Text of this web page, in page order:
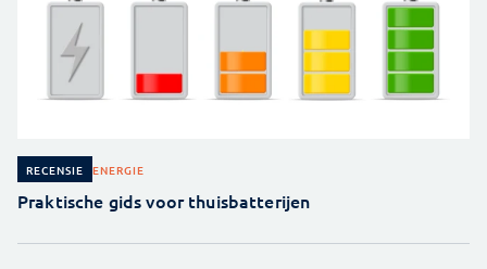
RECENSIE ENERGIE
Praktische gids voor thuisbatterijen